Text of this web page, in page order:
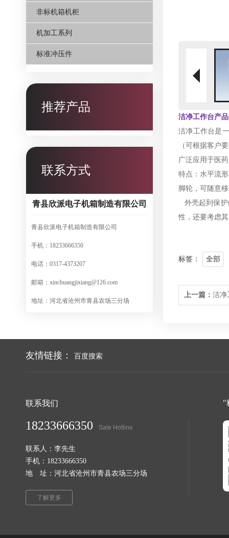
非标机箱机柜
机加工系列
标准冲压件
推荐产品
联系方式
青县欣派电子机箱制造有限公司
青县欣派电子机箱制造有限公司
手机：18233666350
电话：0317-4373207
邮箱：xinchuangjixiang@126.com
地址：河北省沧州市青县农场三分场
洁净工作台产
洁净工作台是
（可根据客户
广泛应用于医
特点：水平流
脚轮，可随意
外壳起到保护
性，还要考虑
标签： 全部
上一篇： 洁净
友情链接： 百度搜索
联系我们
18233666350 Sale Hotline
联系人：李先生
手机：18233666350
地 址：河北省沧州市青县农场三分场
了解更多
"